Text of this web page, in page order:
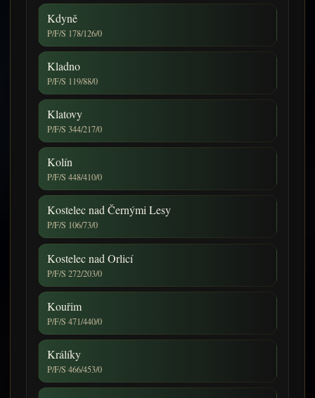
Kdyně
P/F/S 178/126/0
Kladno
P/F/S 119/88/0
Klatovy
P/F/S 344/217/0
Kolín
P/F/S 448/410/0
Kostelec nad Černými Lesy
P/F/S 106/73/0
Kostelec nad Orlicí
P/F/S 272/203/0
Kouřim
P/F/S 471/440/0
Králíky
P/F/S 466/453/0